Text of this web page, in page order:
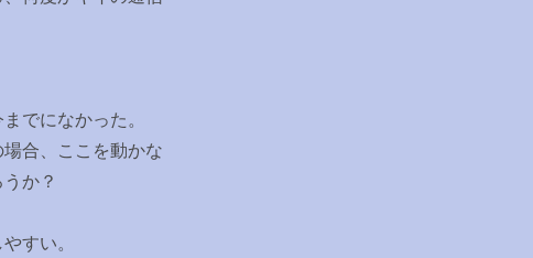
でになかった。
合、ここを動かな
か？
すい。